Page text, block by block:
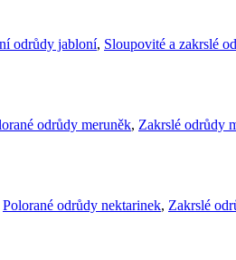
odrůdy jabloní, Sloupovité a zakrslé
odrůdy meruněk, Zakrslé odrůdy
Polorané odrůdy nektarinek, Zakrslé